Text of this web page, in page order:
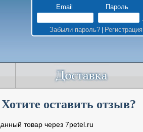
Email Пароль
Забыли пароль?| Регистрация
Хотите оставить отзыв?
товар через 7petel.ru